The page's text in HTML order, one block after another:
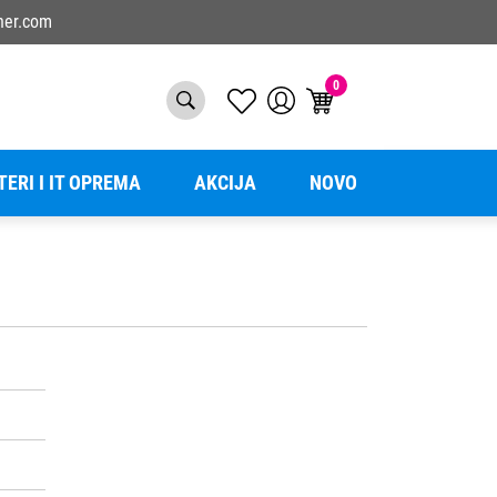
0
I IT OPREMA AKCIJA NOVO